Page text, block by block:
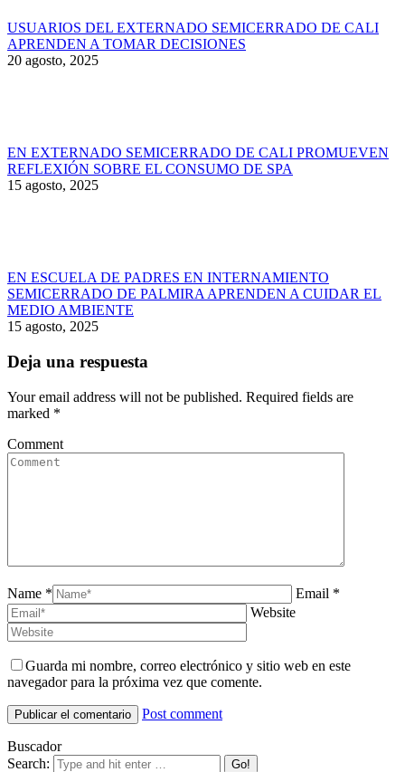
USUARIOS DEL EXTERNADO SEMICERRADO DE CALI
APRENDEN A TOMAR DECISIONES
20 agosto, 2025
EN EXTERNADO SEMICERRADO DE CALI PROMUEVEN
REFLEXIÓN SOBRE EL CONSUMO DE SPA
15 agosto, 2025
EN ESCUELA DE PADRES EN INTERNAMIENTO
SEMICERRADO DE PALMIRA APRENDEN A CUIDAR EL
MEDIO AMBIENTE
15 agosto, 2025
Deja una respuesta
Your email address will not be published. Required fields are
marked *
Comment
Name *
Email *
Website
Guarda mi nombre, correo electrónico y sitio web en este
navegador para la próxima vez que comente.
Post comment
Buscador
Search: